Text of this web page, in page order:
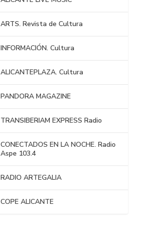
ARTS. Revista de Cultura
INFORMACIÓN. Cultura
ALICANTEPLAZA. Cultura
PANDORA MAGAZINE
TRANSIBERIAM EXPRESS Radio
CONECTADOS EN LA NOCHE. Radio
Aspe 103.4
RADIO ARTEGALIA
COPE ALICANTE